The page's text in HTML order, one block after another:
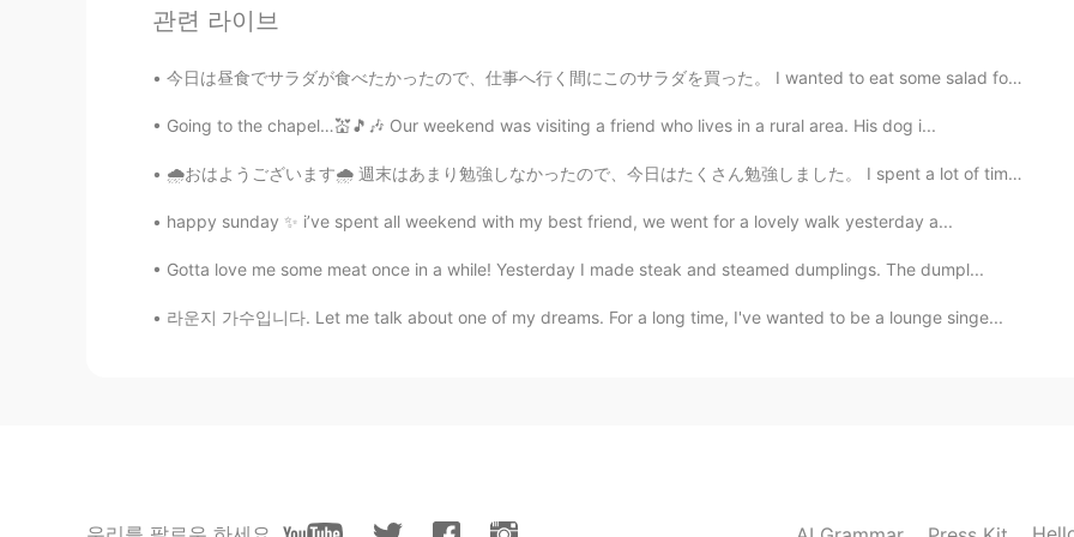
Janじゃん 2021.09.14 14:15
@nana p ええ。初耳でした！教えてくれてありがとうございます！
JP FR
7th 🛋✨
관련 라이브
今日は昼食でサラダが食べたかったので、仕事へ行く間にこのサラダを買った。 I wanted to eat some salad for lunch today, so bought this o...
Going to the chapel…💒🎵🎶 Our weekend was visiting a friend who lives in a rural area. His dog i...
🌧おはようございます🌧 週末はあまり勉強しなかったので、今日はたくさん勉強しました。 I spent a lot of time studying today because I did not...
happy sunday ✨ i’ve spent all weekend with my best friend, we went for a lovely walk yesterday a...
Gotta love me some meat once in a while! Yesterday I made steak and steamed dumplings. The dumpl...
라운지 가수입니다. Let me talk about one of my dreams. For a long time, I've wanted to be a lounge singe...